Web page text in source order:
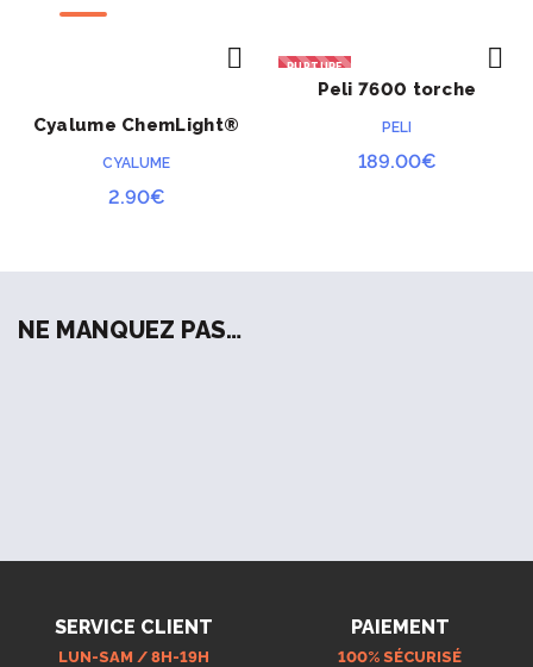
Cyalume ChemLight®
CYALUME
2.90€
RUPTURE
ACHETER
Peli 7600 torche
PELI
189.00€
NE MANQUEZ PAS…
SERVICE CLIENT
LUN-SAM / 8H-19H
PAIEMENT
100% SÉCURISÉ